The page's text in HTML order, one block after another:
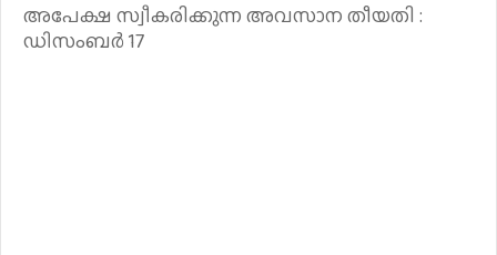
അപേക്ഷ സ്വീകരിക്കുന്ന അവസാന തീയതി :
ഡിസംബർ 17